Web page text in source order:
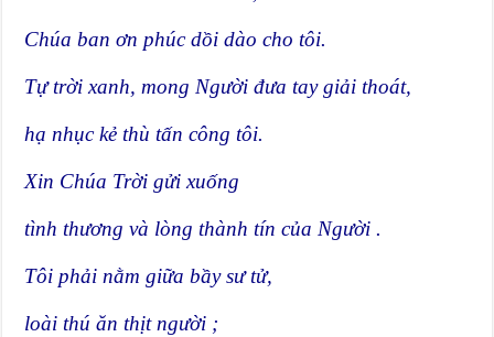
Chúa ban ơn phúc dồi dào cho tôi.
Tự trời xanh, mong Người đưa tay giải thoát,
hạ nhục kẻ thù tấn công tôi.
Xin Chúa Trời gửi xuống
tình thương và lòng thành tín của Người .
Tôi phải nằm giữa bầy sư tử,
loài thú ăn thịt người ;